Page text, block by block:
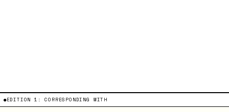
●EDITION 1:CORRESPONDING WITH